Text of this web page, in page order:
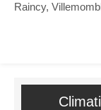
Raincy,